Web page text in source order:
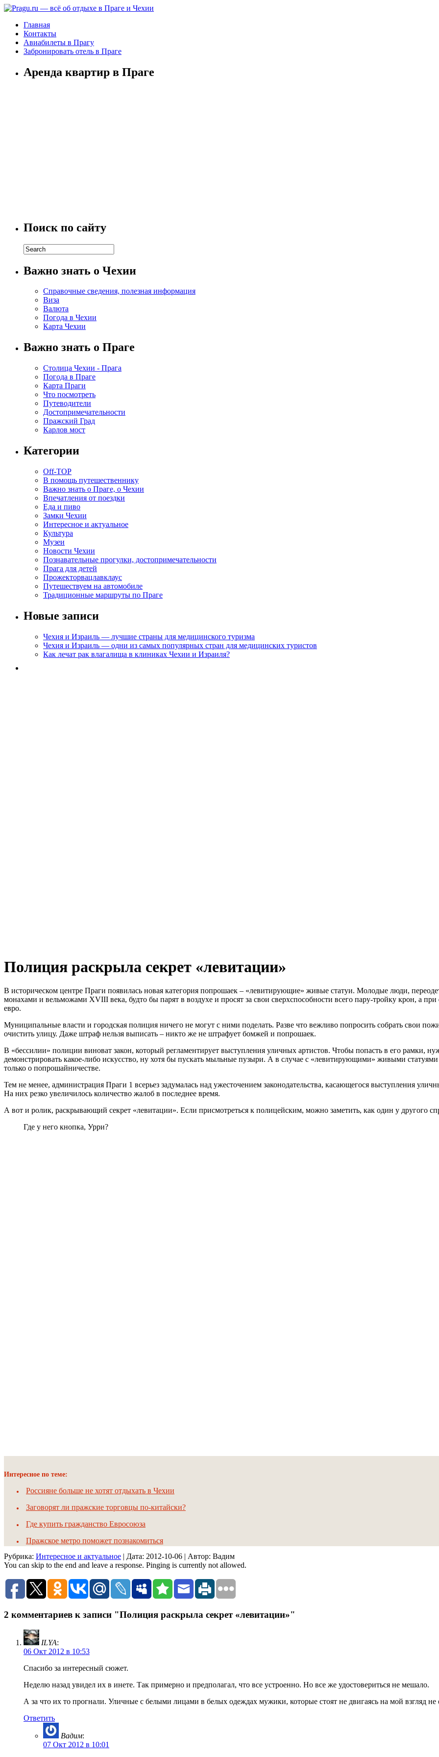
Главная
Контакты
Авиабилеты в Прагу
Забронировать отель в Праге
Аренда квартир в Праге
Поиск по сайту
Важно знать о Чехии
Справочные сведения, полезная информация
Виза
Валюта
Погода в Чехии
Карта Чехии
Важно знать о Праге
Столица Чехии - Прага
Погода в Праге
Карта Праги
Что посмотреть
Путеводители
Достопримечательности
Пражский Град
Карлов мост
Категории
Off-TOP
В помощь путешественнику
Важно знать о Праге, о Чехии
Впечатления от поездки
Еда и пиво
Замки Чехии
Интересное и актуальное
Культура
Музеи
Новости Чехии
Познавательные прогулки, достопримечательности
Прага для детей
Прожекторвацлавклаус
Путешествуем на автомобиле
Традиционные маршруты по Праге
Новые записи
Чехия и Израиль — лучшие страны для медицинского туризма
Чехия и Израиль — одни из самых популярных стран для медицинских туристов
Как лечат рак влагалища в клиниках Чехии и Израиля?
Полиция раскрыла секрет «левитации»
В историческом центре Праги появилась новая категория попрошаек – «левитирующие» живые статуи. Молодые люди,
монахами и вельможами XVIII века, будто бы парят в воздухе и просят за свои сверхспособности всего пару-тройку крон, а при
евро.
Муниципальные власти и городская полиция ничего не могут с ними поделать. Разве что вежливо попросить собрать свои
очистить улицу. Даже штраф нельзя выписать – никто же не штрафует бомжей и попрошаек.
В «бессилии» полиции виноват закон, который регламентирует выступления уличных артистов. Чтобы попасть в его рамки,
демонстрировать какое-либо искусство, ну хотя бы пускать мыльные пузыри. А в случае с «левитирующими» живыми статуями
только о попрошайничестве.
Тем не менее, администрация Праги 1 всерьез задумалась над ужесточением законодательства, касающегося выступления
На них резко увеличилось количество жалоб в последнее время.
А вот и ролик, раскрывающий секрет «левитации». Если присмотреться к полицейским, можно заметить, как один у другого
Где у него кнопка, Урри?
Интересное по теме:
Россияне больше не хотят отдыхать в Чехии
Заговорят ли пражские торговцы по-китайски?
Где купить гражданство Евросоюза
Пражское метро поможет познакомиться
Рубрика: Интересное и актуальное | Дата: 2012-10-06 | Автор: Вадим
You can skip to the end and leave a response. Pinging is currently not allowed.
2 комментариев к записи "Полиция раскрыла секрет «левитации»"
ILYA:
06 Окт 2012 в 10:53
Спасибо за интересный сюжет.
Неделю назад увидел их в инете. Так примерно и предполагал, что все устроенно. Но все же удостовериться не мешало.
А за что их то прогнали. Уличные с белыми лицами в белых одеждах мужики, которые стоят не двигаясь на мой взгляд не
Ответить
Вадим:
07 Окт 2012 в 10:01